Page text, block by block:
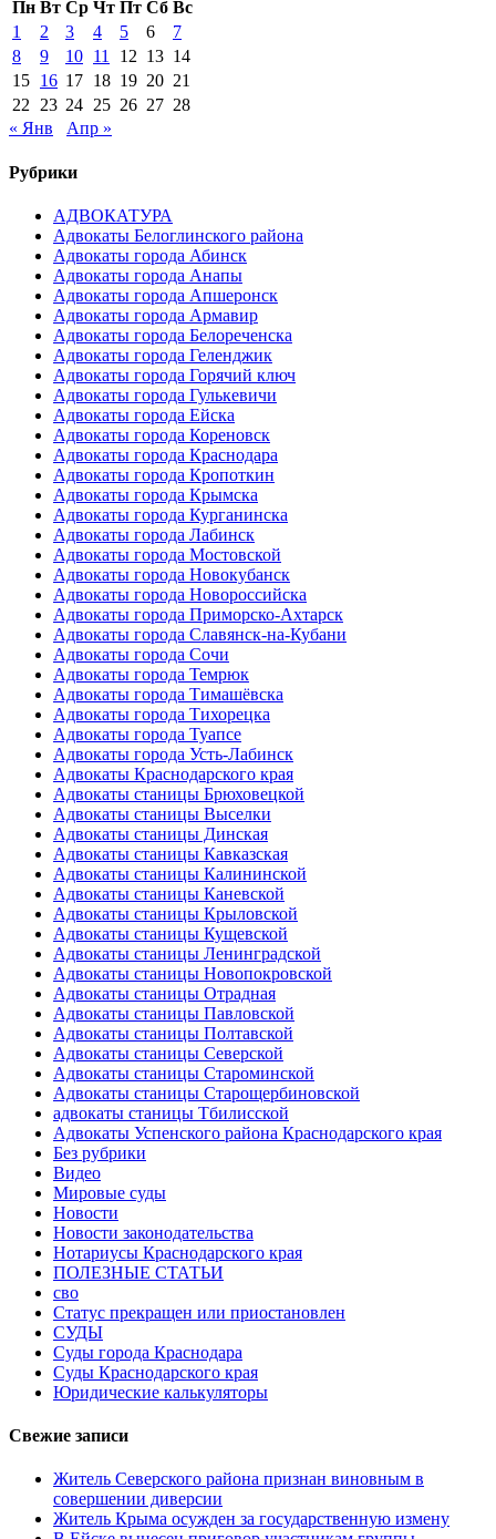
Пн Вт Ср Чт Пт Сб Вс
1
2 3 4 5 6
7
8
9 10 11 12 13 14
15 16 17 18 19 20 21
22
23 24 25 26 27 28
« Янв
Апр »
Рубрики
АДВОКАТУРА
Адвокаты Белоглинского района
Адвокаты города Абинск
Адвокаты города Анапы
Адвокаты города Апшеронск
Адвокаты города Армавир
Адвокаты города Белореченска
Адвокаты города Геленджик
Адвокаты города Горячий ключ
Адвокаты города Гулькевичи
Адвокаты города Ейска
Адвокаты города Кореновск
Адвокаты города Краснодара
Адвокаты города Кропоткин
Адвокаты города Крымска
Адвокаты города Курганинска
Адвокаты города Лабинск
Адвокаты города Мостовской
Адвокаты города Новокубанск
Адвокаты города Новороссийска
Адвокаты города Приморско-Ахтарск
Адвокаты города Славянск-на-Кубани
Адвокаты города Сочи
Адвокаты города Темрюк
Адвокаты города Тимашёвска
Адвокаты города Тихорецка
Адвокаты города Туапсе
Адвокаты города Усть-Лабинск
Адвокаты Краснодарского края
Адвокаты станицы Брюховецкой
Адвокаты станицы Выселки
Адвокаты станицы Динская
Адвокаты станицы Кавказская
Адвокаты станицы Калининской
Адвокаты станицы Каневской
Адвокаты станицы Крыловской
Адвокаты станицы Кущевской
Адвокаты станицы Ленинградской
Адвокаты станицы Новопокровской
Адвокаты станицы Отрадная
Адвокаты станицы Павловской
Адвокаты станицы Полтавской
Адвокаты станицы Северской
Адвокаты станицы Староминской
Адвокаты станицы Старощербиновской
адвокаты станицы Тбилисской
Адвокаты Успенского района Краснодарского края
Без рубрики
Видео
Мировые суды
Новости
Новости законодательства
Нотариусы Краснодарского края
ПОЛЕЗНЫЕ СТАТЬИ
сво
Статус прекращен или приостановлен
СУДЫ
Суды города Краснодара
Суды Краснодарского края
Юридические калькуляторы
Свежие записи
Житель Северского района признан виновным в
совершении диверсии
Житель Крыма осужден за государственную измену